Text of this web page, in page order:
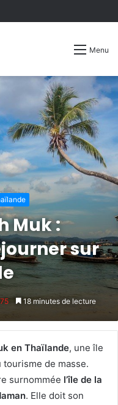
Menu
Muk :
sur
18 minutes de lecture
en Thaïlande, une île
tourisme de masse.
surnommée l’île de la
. Elle doit son